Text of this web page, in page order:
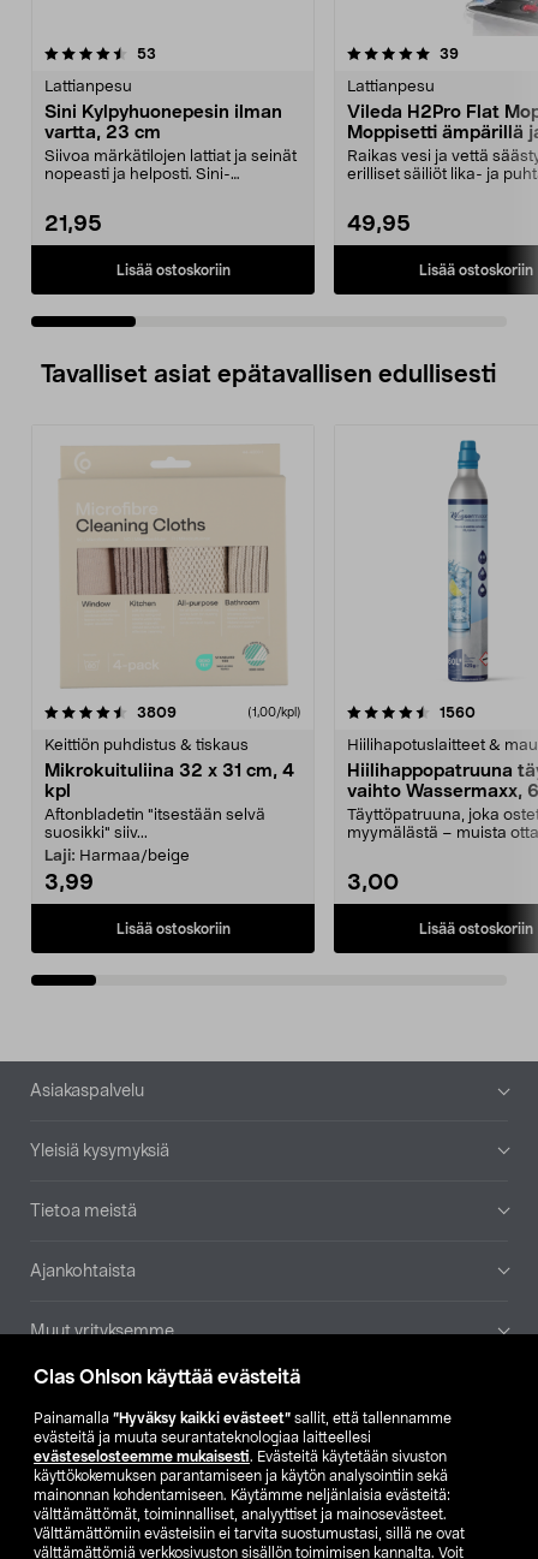
Clas Ohlson käyttää evästeitä
Painamalla ”Hyväksy kaikki evästeet” sallit, että tallennamme
evästeitä ja muuta seurantateknologiaa laitteellesi
evästeselosteemme mukaisesti. Evästeitä käytetään sivuston
käyttökokemuksen parantamiseen ja käytön analysointiin sekä
mainonnan kohdentamiseen. Käytämme neljänlaisia evästeitä:
välttämättömät, toiminnalliset, analyyttiset ja mainosevästeet.
Välttämättömiin evästeisiin ei tarvita suostumustasi, sillä ne ovat
välttämättömiä verkkosivuston sisällön toimimisen kannalta. Voit
53
Lattianpesu
Sini Kylpyhuonepesin ilman
vartta, 23 cm
Siivoa märkätilojen lattiat ja seinät
nopeasti ja helposti. Sini-
21,95
Lisää ostoskoriin
5.0 viidestä
39arvostelut
Lattianpesu
Vileda H2Pro Flat
Moppisetti ämpärillä
mopilla
Raikas vesi ja vettä
erilliset säiliöt lika- ja
49,95
Lisää ostoskoriin
4.5 viidestä
Tavalliset asiat epätavallisen edullisesti
3809arvostelut (1,00/kpl)
Keittiön puhdistus & tiskaus
Mikrokuituliina 32 x 31 cm, 4
kpl
Aftonbladetin "itsestään selvä
suosikki" siiv...
Laji: Harmaa/beige
3,99
Lisää ostoskoriin
4.5viidestä
1560
Hiilihapotuslaitteet &
Hiilihappopatruuna
vaihto Wassermaxx,
Täyttöpatruuna, joka
myymälästä – muista
3,00
Lisää ostoskoriin
4.5viidestä
Alatunniste
Asiakaspalvelu
Yleisiä kysymyksiä
Tietoa meistä
Ajankohtaista
Muut yrityksemme
Etsi myymälä
SE NO FI
FI SV